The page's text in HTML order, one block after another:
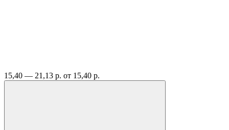
15,40 — 21,13 р. от 15,40 р.